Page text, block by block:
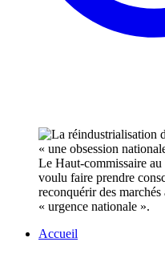
Le Haut-commissaire
voulu faire prendre
reconquérir des
« urgence nationale ».
Accueil